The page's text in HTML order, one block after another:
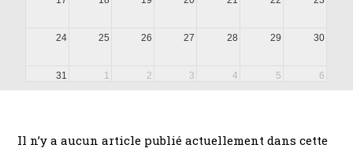
24 25 26 27 28 29 30
31 1 2 3 4 5 6
Il n’y a aucun article publié actuellement dans cette